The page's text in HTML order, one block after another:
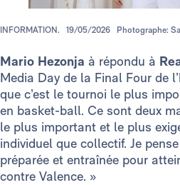
INFORMATION. 19/05/2026 Photographe:
Mario Hezonja à répondu à
Media Day de la Final Four de l’
que c’est le tournoi le plus
en basket-ball. Ce sont deux
le plus important et le plus
individuel que collectif. Je
préparée et entraînée pour
contre Valence. »